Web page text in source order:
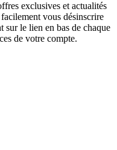
exclusives et actualités
vous désinscrire
sur le lien en bas de chaque
de votre compte.